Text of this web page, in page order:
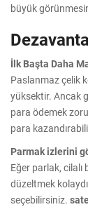
büyük
İlk Başta Daha
Paslanmaz çelik
yüksektir. Ancak
para ödemek
para
Parmak izlerini
Eğer parlak, cilalı
düzeltmek
seçebilirsiniz.